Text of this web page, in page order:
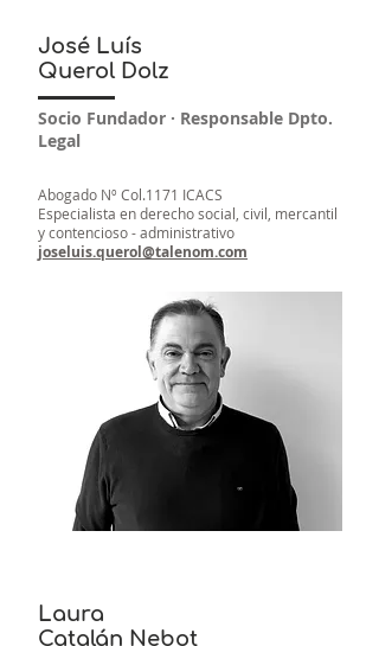
José Luís
Querol Dolz
Socio Fundador · Responsable Dpto.
Legal
Abogado Nº Col.1171 ICACS
Especialista en derecho social, civil, mercantil
y contencioso - administrativo
joseluis.querol@talenom.com
Laura
Catalán Nebot